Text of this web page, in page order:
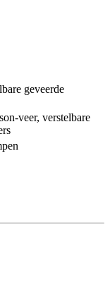
geveerde
veer, verstelbare